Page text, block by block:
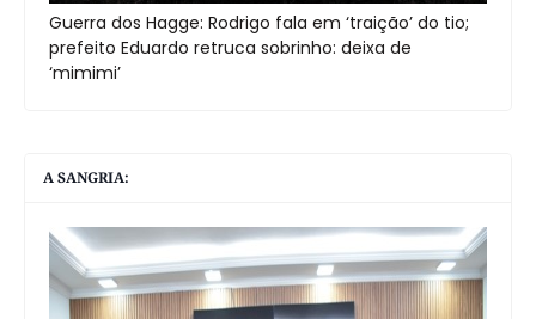
Guerra dos Hagge: Rodrigo fala em ‘traição’ do tio;
prefeito Eduardo retruca sobrinho: deixa de
‘mimimi’
A SANGRIA: